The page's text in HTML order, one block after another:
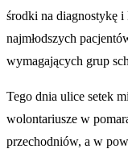
środki na diagnostykę
najmłodszych
wymagających grup
Tego dnia ulice setek
wolontariusze w
przechodniów, a w